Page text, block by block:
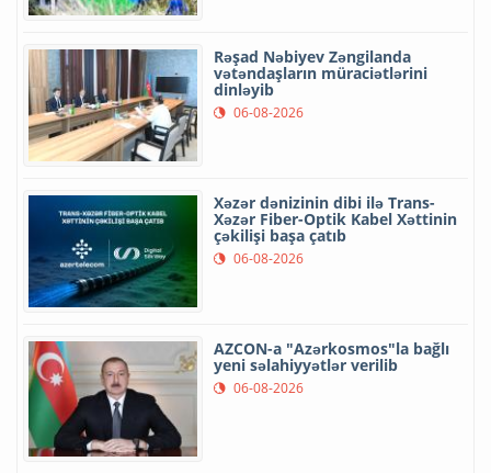
Rəşad Nəbiyev Zəngilanda
vətəndaşların müraciətlərini
dinləyib
06-08-2026
Xəzər dənizinin dibi ilə Trans-
Xəzər Fiber-Optik Kabel Xəttinin
çəkilişi başa çatıb
06-08-2026
AZCON-a "Azərkosmos"la bağlı
yeni səlahiyyətlər verilib
06-08-2026